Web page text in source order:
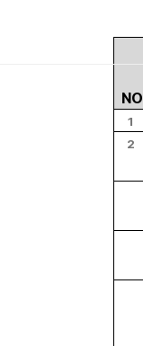
NO
1
2